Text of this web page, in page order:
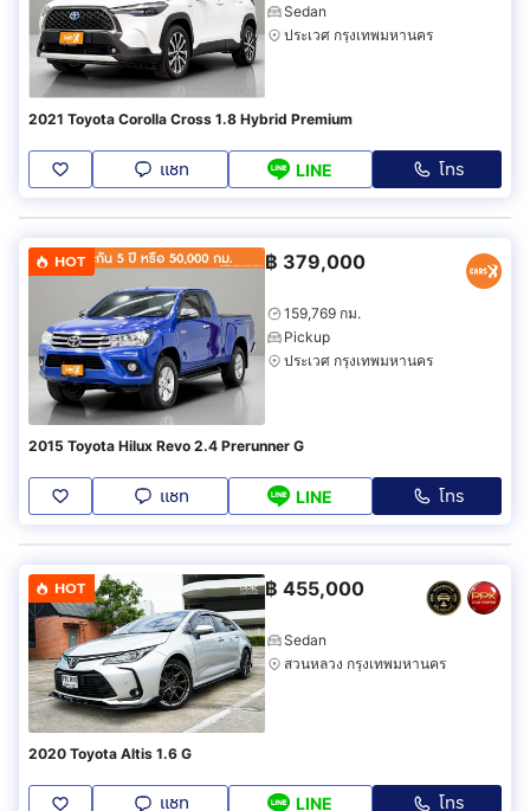
Sedan
ประเวศ กรุงเทพมหานคร
2021 Toyota Corolla Cross 1.8 Hybrid Premium
แชท LINE โทร
HOT ฿ 379,000
159,769 กม.
Pickup
ประเวศ กรุงเทพมหานคร
2015 Toyota Hilux Revo 2.4 Prerunner G
แชท LINE โทร
HOT ฿ 455,000
Sedan
สวนหลวง กรุงเทพมหานคร
2020 Toyota Altis 1.6 G
แชท LINE โทร